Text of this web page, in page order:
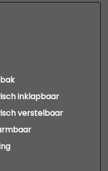
inklapbaar
verstelbaar